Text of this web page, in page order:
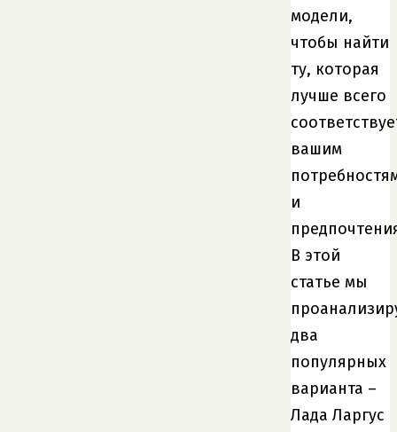
модели,
чтобы найти
ту, которая
лучше всего
вашим
и
В этой
статье мы
два
популярных
варианта –
Лада Ларгус